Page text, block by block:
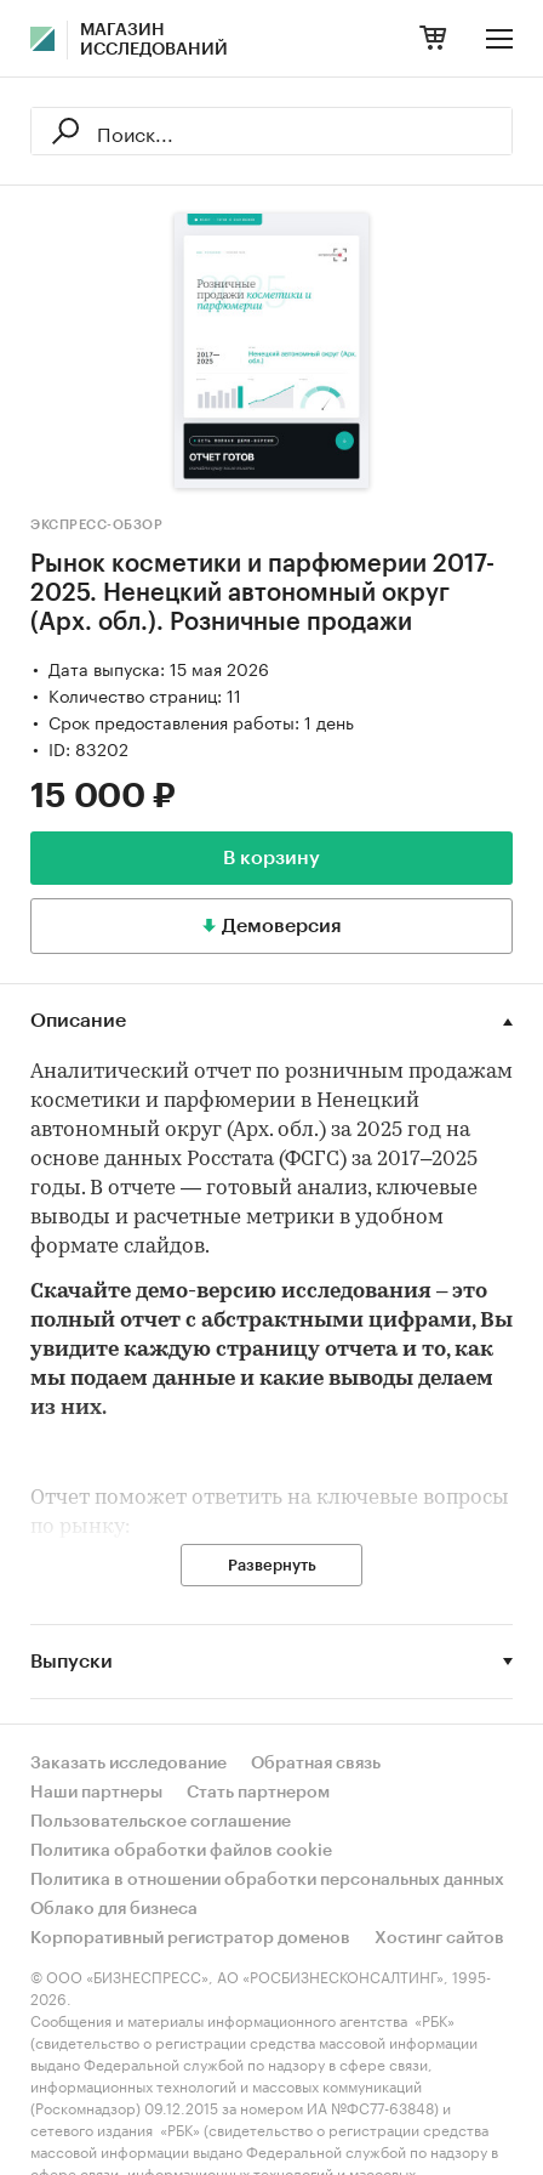
МАГАЗИН
ИССЛЕДОВАНИЙ
ЭКСПРЕСС-ОБЗОР
Рынок косметики и парфюмерии 2017-
2025. Ненецкий автономный округ
(Арх. обл.). Розничные продажи
Дата выпуска: 15 мая 2026
Количество страниц: 11
Срок предоставления работы: 1 день
ID: 83202
15 000 ₽
В корзину
Демоверсия
Описание
Аналитический отчет по розничным продажам
косметики и парфюмерии в Ненецкий
автономный округ (Арх. обл.) за 2025 год на
основе данных Росстата (ФСГС) за 2017–2025
годы. В отчете — готовый анализ, ключевые
выводы и расчетные метрики в удобном
формате слайдов.
Скачайте демо-версию исследования – это
полный отчет с абстрактными цифрами, Вы
увидите каждую страницу отчета и то,как
мы подаем данные и какие выводы делаем
из них.
Отчет поможет ответить на ключевые вопросы
по рынку:
• Каков объем розничного рынка косметики и
(Арх. обл.), много это или мало по сравнению с
другими регионами России?
• Рынок растет или снижается? Если растет, то
инфляции? Как соотносятся рост и падение с
динамикой других регионов?
• Какое место регион занимает в России и в
своем федеральном округе по объему продаж
и по продажам на душу населения?
• К какому сегменту можно отнести рынок по
размеру и темпом роста (малый/крупный, с
опережающей динамикой/с отстающей
динамикой) в стратегической перспективе и в
текущей ситуации? Меняются ли позиции
региона с течением времени?
• Насколько рынок насыщен и какой у региона
потенциал роста, если сравнить его с
Развернуть
Выпуски
Заказать исследование
Обратная связь
Наши партнеры
Стать партнером
Пользовательское соглашение
Политика обработки файлов cookie
Политика в отношении обработки персональных данных
Облако для бизнеса
Корпоративный регистратор доменов
Хостинг сайтов
© ООО «БИЗНЕСПРЕСС», АО «РОСБИЗНЕСКОНСАЛТИНГ», 1995-
2026.
Сообщения и материалы информационного агентства «РБК»
(свидетельство о регистрации средства массовой информации
выдано Федеральной службой по надзору в сфере связи,
информационных технологий и массовых коммуникаций
(Роскомнадзор) 09.12.2015 за номером ИА №ФС77-63848) и
сетевого издания «РБК» (свидетельство о регистрации средства
массовой информации выдано Федеральной службой по надзору в